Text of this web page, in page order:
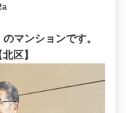
マンションです。
区】